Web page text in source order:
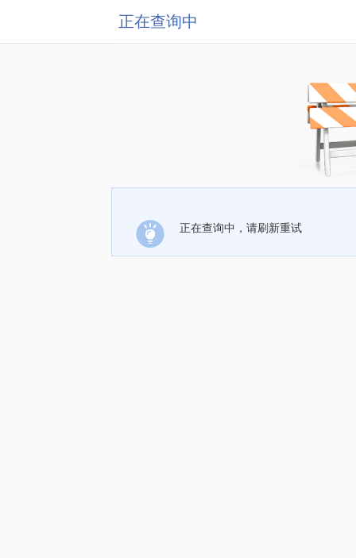
正在查询中
正在查询中，请刷新重试